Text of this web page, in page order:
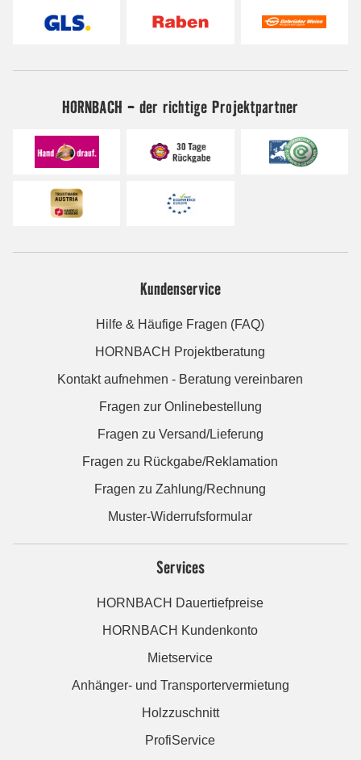
HORNBACH - der richtige Projektpartner
Kundenservice
Hilfe & Häufige Fragen (FAQ)
HORNBACH Projektberatung
Kontakt aufnehmen - Beratung vereinbaren
Fragen zur Onlinebestellung
Fragen zu Versand/Lieferung
Fragen zu Rückgabe/Reklamation
Fragen zu Zahlung/Rechnung
Muster-Widerrufsformular
Services
HORNBACH Dauertiefpreise
HORNBACH Kundenkonto
Mietservice
Anhänger- und Transportervermietung
Holzzuschnitt
ProfiService